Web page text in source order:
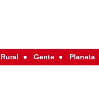
Gente Planeta